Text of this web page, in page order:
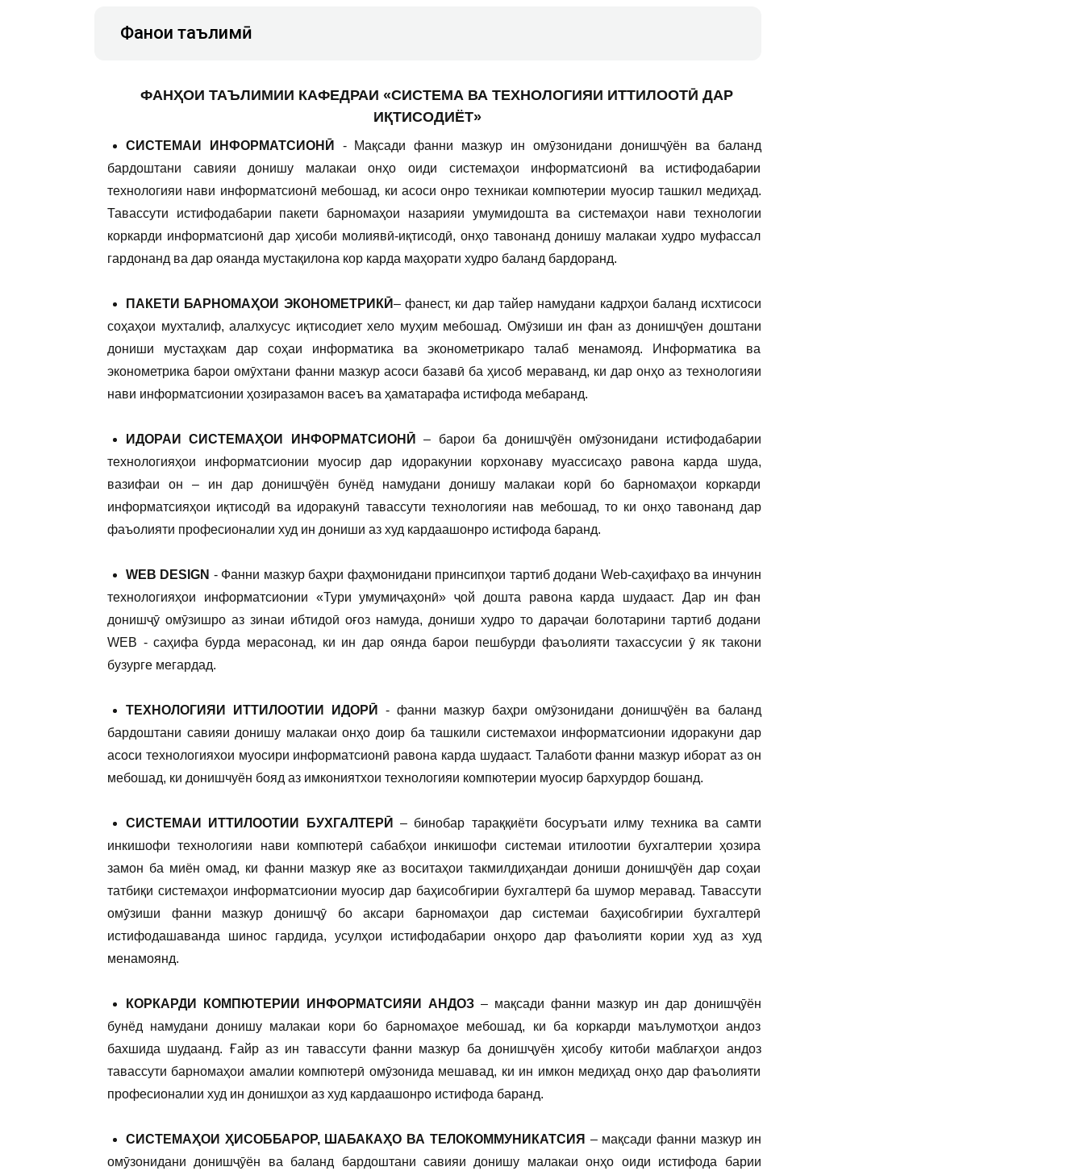
Фанҳои таълимӣ
ФАНҲОИ ТАЪЛИМИИ КАФЕДРАИ «СИСТЕМА ВА ТЕХНОЛОГИЯИ ИТТИЛООТӢ ДАР
ИҚТИСОДИЁТ»
СИСТЕМАИ ИНФОРМАТСИОНӢ - Мақсади фанни мазкур ин омӯзонидани донишҷӯён ва баланд
бардоштани савияи донишу малакаи онҳо оиди системаҳои информатсионӣ ва истифодабарии
технологияи нави информатсионӣ мебошад, ки асоси онро техникаи компютерии муосир ташкил медиҳад.
Тавассути истифодабарии пакети барномаҳои назарияи умумидошта ва системаҳои нави технологии
коркарди информатсионӣ дар ҳисоби молиявӣ-иқтисодӣ, онҳо тавонанд донишу малакаи худро муфассал
гардонанд ва дар ояанда мустақилона кор карда маҳорати худро баланд бардоранд.
ПАКЕТИ БАРНОМАҲОИ ЭКОНОМЕТРИКӢ– фанест, ки дар тайер намудани кадрҳои баланд исхтисоси
соҳаҳои мухталиф, алалхусус иқтисодиет хело муҳим мебошад. Омӯзиши ин фан аз донишҷӯен доштани
дониши мустаҳкам дар соҳаи информатика ва эконометрикаро талаб менамояд. Информатика ва
эконометрика барои омӯхтани фанни мазкур асоси базавӣ ба ҳисоб мераванд, ки дар онҳо аз технологияи
нави информатсионии ҳозиразамон васеъ ва ҳаматарафа истифода мебаранд.
ИДОРАИ СИСТЕМАҲОИ ИНФОРМАТСИОНӢ
– барои ба донишҷӯён омӯзонидани истифодабарии
технологияҳои информатсионии муосир дар идоракунии корхонаву муассисаҳо равона карда шуда,
вазифаи он – ин дар донишҷӯён бунёд намудани донишу малакаи корӣ бо барномаҳои коркарди
информатсияҳои иқтисодӣ ва идоракунӣ тавассути технологияи нав мебошад, то ки онҳо тавонанд дар
фаъолияти професионалии худ ин дониши аз худ кардаашонро истифода баранд.
WEB DESIGN - Фанни мазкур баҳри фаҳмонидани принсипҳои тартиб додани Web-саҳифаҳо ва инчунин
технологияҳои информатсионии «Тури умумиҷаҳонӣ» ҷой дошта равона карда шудааст. Дар ин фан
донишҷӯ омӯзишро аз зинаи ибтидоӣ оғоз намуда, дониши худро то дараҷаи болотарини тартиб додани
WEB - саҳифа бурда мерасонад, ки ин дар оянда барои пешбурди фаъолияти тахассусии ӯ як такони
бузурге мегардад.
ТЕХНОЛОГИЯИ ИТТИЛООТИИ ИДОРӢ
- фанни мазкур баҳри омӯзонидани донишҷӯён ва баланд
бардоштани савияи донишу малакаи онҳо доир ба ташкили системахои информатсионии идоракуни дар
асоси технологияхои муосири информатсионӣ равона карда шудааст. Талаботи фанни мазкур иборат аз он
мебошад, ки донишчуён бояд аз имкониятхои технологияи компютерии муосир бархурдор бошанд.
СИСТЕМАИ ИТТИЛООТИИ БУХГАЛТЕРӢ – бинобар тараққиёти босуръати илму техника ва самти
инкишофи технологияи нави компютерӣ сабабҳои инкишофи системаи итилоотии бухгалтерии ҳозира
замон ба миён омад, ки фанни мазкур яке аз воситаҳои такмилдиҳандаи дониши донишҷӯён дар соҳаи
татбиқи системаҳои информатсионии муосир дар баҳисобгирии бухгалтерӣ ба шумор меравад. Тавассути
омӯзиши фанни мазкур донишҷӯ бо аксари барномаҳои дар системаи баҳисобгирии бухгалтерӣ
истифодашаванда шинос гардида, усулҳои истифодабарии онҳоро дар фаъолияти кории худ аз худ
менамоянд.
КОРКАРДИ КОМПЮТЕРИИ ИНФОРМАТСИЯИ АНДОЗ – мақсади фанни мазкур ин дар донишҷӯён
бунёд намудани донишу малакаи кори бо барномаҳое мебошад, ки ба коркарди маълумотҳои андоз
бахшида шудаанд. Ғайр аз ин тавассути фанни мазкур ба донишҷуён ҳисобу китоби маблағҳои андоз
тавассути барномаҳои амалии компютерӣ омӯзонида мешавад, ки ин имкон медиҳад онҳо дар фаъолияти
професионалии худ ин донишҳои аз худ кардаашонро истифода баранд.
СИСТЕМАҲОИ ҲИСОББАРОР, ШАБАКАҲО ВА ТЕЛОКОММУНИКАТСИЯ – мақсади фанни мазкур ин
омӯзонидани донишҷӯён ва баланд бардоштани савияи донишу малакаи онҳо оиди истифода барии